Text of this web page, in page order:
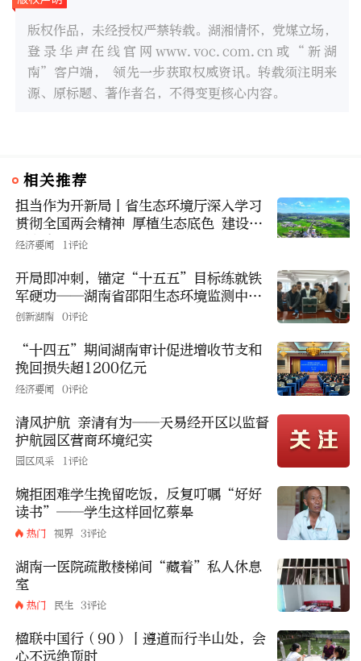
版权作品，未经授权严禁转载。湖湘情怀，党媒立场，
登录华声在线官网www.voc.com.cn或“新湖
南”客户端， 领先一步获取权威资讯。转载须注明来
源、原标题、著作者名，不得变更核心内容。
相关推荐
担当作为开新局丨省生态环境厅深入学习
贯彻全国两会精神 厚植生态底色 建设美
丽湖南
经济要闻 1评论
开局即冲刺，锚定“十五五”目标练就铁
军硬功——湖南省邵阳生态环境监测中心
以标准化建设护航区域生态高质量发展
创新湖南 0评论
“十四五”期间湖南审计促进增收节支和
挽回损失超1200亿元
经济要闻 0评论
清风护航 亲清有为——天易经开区以监督
护航园区营商环境纪实
园区风采 1评论
婉拒困难学生挽留吃饭，反复叮嘱“好好
读书”——学生这样回忆蔡皋
热门 视界 3评论
湖南一医院疏散楼梯间“藏着”私人休息
室
热门 民生 3评论
楹联中国行（90）丨遵道而行半山处，会
心不远绝顶时